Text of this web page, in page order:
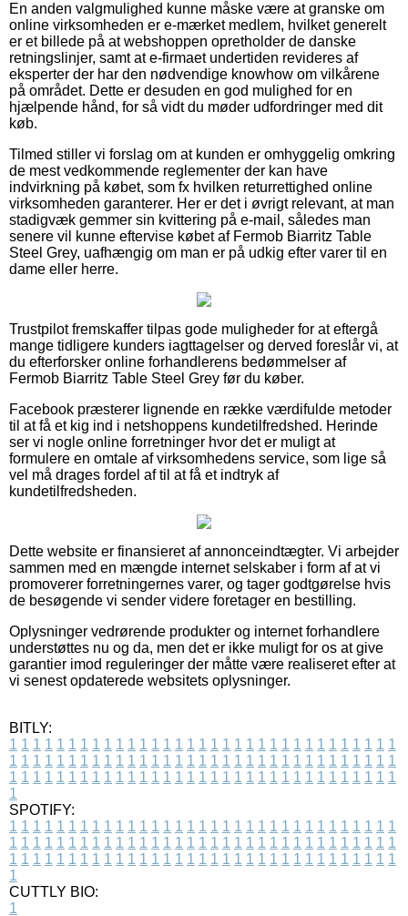
En anden valgmulighed kunne måske være at granske om
online virksomheden er e-mærket medlem, hvilket generelt
er et billede på at webshoppen opretholder de danske
retningslinjer, samt at e-firmaet undertiden revideres af
eksperter der har den nødvendige knowhow om vilkårene
på området. Dette er desuden en god mulighed for en
hjælpende hånd, for så vidt du møder udfordringer med dit
køb.
Tilmed stiller vi forslag om at kunden er omhyggelig omkring
de mest vedkommende reglementer der kan have
indvirkning på købet, som fx hvilken returrettighed online
virksomheden garanterer. Her er det i øvrigt relevant, at man
stadigvæk gemmer sin kvittering på e-mail, således man
senere vil kunne eftervise købet af Fermob Biarritz Table
Steel Grey, uafhængig om man er på udkig efter varer til en
dame eller herre.
Trustpilot fremskaffer tilpas gode muligheder for at eftergå
mange tidligere kunders iagttagelser og derved foreslår vi, at
du efterforsker online forhandlerens bedømmelser af
Fermob Biarritz Table Steel Grey før du køber.
Facebook præsterer lignende en række værdifulde metoder
til at få et kig ind i netshoppens kundetilfredshed. Herinde
ser vi nogle online forretninger hvor det er muligt at
formulere en omtale af virksomhedens service, som lige så
vel må drages fordel af til at få et indtryk af
kundetilfredsheden.
Dette website er finansieret af annonceindtægter. Vi arbejder
sammen med en mængde internet selskaber i form af at vi
promoverer forretningernes varer, og tager godtgørelse hvis
de besøgende vi sender videre foretager en bestilling.
Oplysninger vedrørende produkter og internet forhandlere
understøttes nu og da, men det er ikke muligt for os at give
garantier imod reguleringer der måtte være realiseret efter at
vi senest opdaterede websitets oplysninger.
BITLY:
1 1 1 1 1 1 1 1 1 1 1 1 1 1 1 1 1 1 1 1 1 1 1 1 1 1 1 1 1 1 1 1 1
1 1 1 1 1 1 1 1 1 1 1 1 1 1 1 1 1 1 1 1 1 1 1 1 1 1 1 1 1 1 1 1 1
1 1 1 1 1 1 1 1 1 1 1 1 1 1 1 1 1 1 1 1 1 1 1 1 1 1 1 1 1 1 1 1 1
1
SPOTIFY:
1 1 1 1 1 1 1 1 1 1 1 1 1 1 1 1 1 1 1 1 1 1 1 1 1 1 1 1 1 1 1 1 1
1 1 1 1 1 1 1 1 1 1 1 1 1 1 1 1 1 1 1 1 1 1 1 1 1 1 1 1 1 1 1 1 1
1 1 1 1 1 1 1 1 1 1 1 1 1 1 1 1 1 1 1 1 1 1 1 1 1 1 1 1 1 1 1 1 1
1
CUTTLY BIO:
1